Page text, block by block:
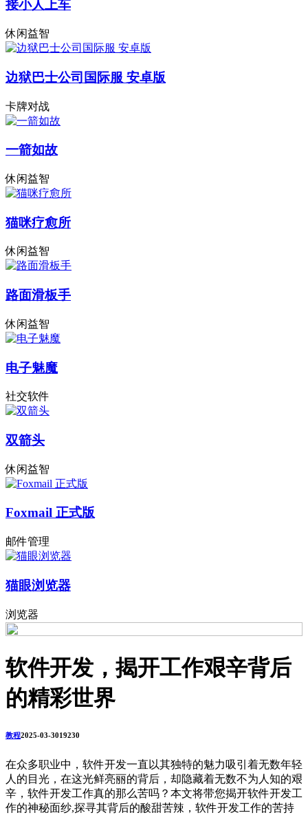
接小人上车
休闲益智
边狱巴士公司国际服 安卓版
卡牌对战
一箭如故
休闲益智
猫咪疗愈所
休闲益智
路面滑板手
休闲益智
电子魅魔
社交软件
双箭头
休闲益智
Foxmail 正式版
邮件管理
猫眼浏览器
浏览器
软件开发，揭开工作艰辛背后
的精彩世界
教程2025-03-3019230
在众多职业中，软件开发一直以其独特的魅力吸引着无数年轻
人的目光，在这光鲜亮丽的背后，却隐藏着无数不为人知的艰
辛，软件开发工作真的那么苦吗？本文将带您揭开软件开发工
作的神秘面纱,探寻其背后的酸甜苦辣，软件开发工作的苦持